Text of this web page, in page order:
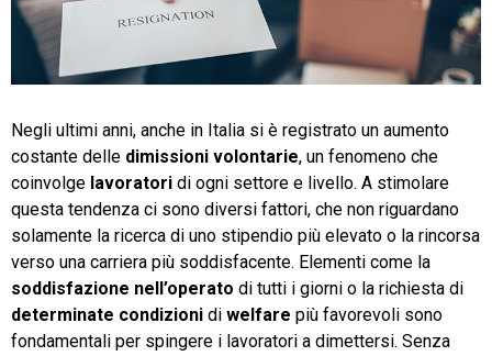
TeamSystem Corporate
Negli ultimi anni, anche in Italia si è registrato un aumento
costante delle dimissioni volontarie, un fenomeno che
coinvolge lavoratori di ogni settore e livello. A stimolare
questa tendenza ci sono diversi fattori, che non riguardano
solamente la ricerca di uno stipendio più elevato o la rincorsa
verso una carriera più soddisfacente. Elementi come la
soddisfazione nell’operato di tutti i giorni o la richiesta di
determinate condizioni di welfare più favorevoli sono
fondamentali per spingere i lavoratori a dimettersi. Senza